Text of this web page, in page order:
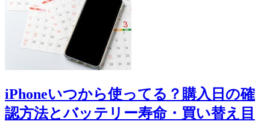
iPhoneいつから使ってる？購入日の確
認方法とバッテリー寿命・買い替え目